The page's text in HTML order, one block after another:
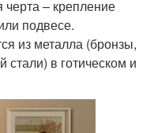
черта – крепление
подвесе.
из металла (бронзы,
в готическом и